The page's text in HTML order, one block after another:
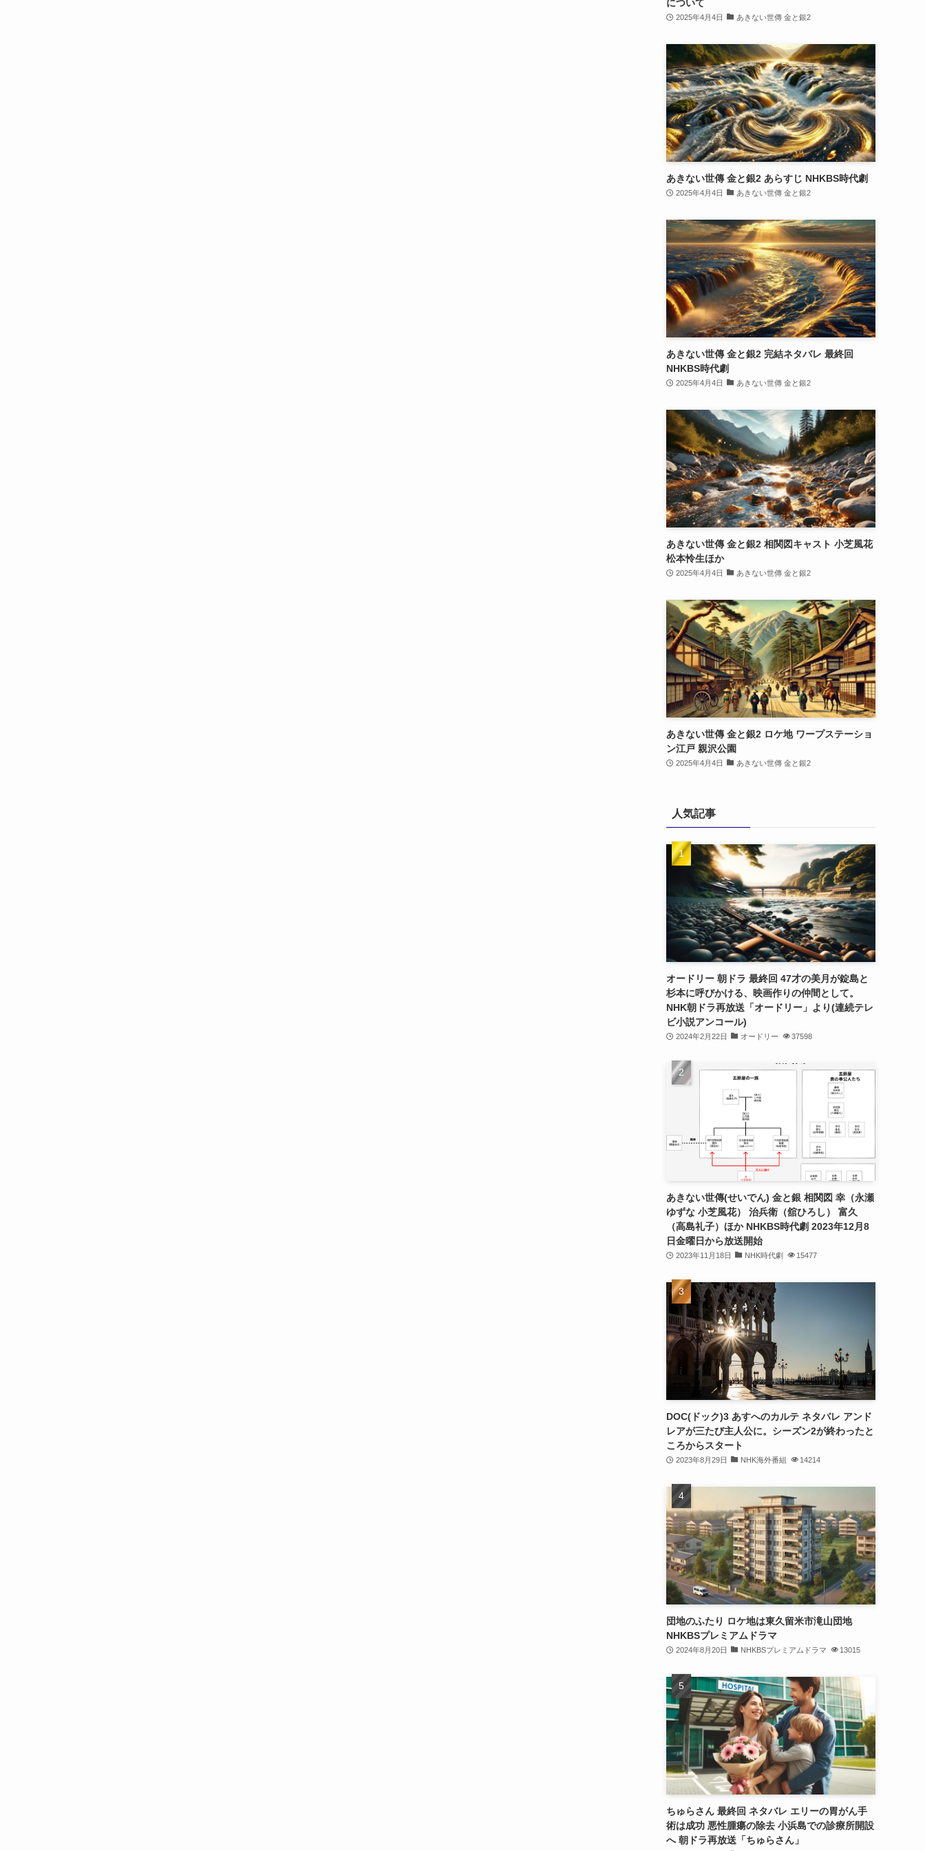
について
2025年4月4日 あきない世傳 金と銀2
あきない世傳 金と銀2 あらすじ NHKBS時代劇
2025年4月4日 あきない世傳 金と銀2
あきない世傳 金と銀2 完結ネタバレ 最終回
NHKBS時代劇
2025年4月4日 あきない世傳 金と銀2
あきない世傳 金と銀2 相関図キャスト 小芝風花
松本怜生ほか
2025年4月4日 あきない世傳 金と銀2
あきない世傳 金と銀2 ロケ地 ワープステーショ
ン江戸 親沢公園
2025年4月4日 あきない世傳 金と銀2
人気記事
オードリー 朝ドラ 最終回 47才の美月が錠島と
杉本に呼びかける、映画作りの仲間として。
NHK朝ドラ再放送「オードリー」より(連続テレ
ビ小説アンコール)
2024年2月22日 オードリー 37598
あきない世傳(せいでん) 金と銀 相関図 幸（永瀬
ゆずな 小芝風花） 治兵衛（舘ひろし） 富久
（高島礼子）ほか NHKBS時代劇 2023年12月8
日金曜日から放送開始
2023年11月18日 NHK時代劇 15477
DOC(ドック)3 あすへのカルテ ネタバレ アンド
レアが三たび主人公に。シーズン2が終わったと
ころからスタート
2023年8月29日 NHK海外番組 14214
団地のふたり ロケ地は東久留米市滝山団地
NHKBSプレミアムドラマ
2024年8月20日 NHKBSプレミアムドラマ 13015
ちゅらさん 最終回 ネタバレ エリーの胃がん手
術は成功 悪性腫瘍の除去 小浜島での診療所開設
へ 朝ドラ再放送「ちゅらさん」